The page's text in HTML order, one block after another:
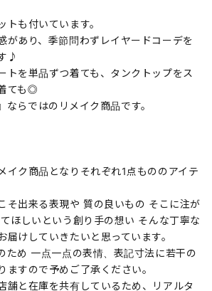
トも付いています。
があり、季節問わずレイヤードコーデを
♪
トを単品ずつ着ても、タンクトップをス
ても◎
らではのリメイク商品です。
イク商品となりそれぞれ1点もののアイテ
そ出来る表現や 質の良いもの そこに注が
ほしいという創り手の想い そんな丁寧な
届けしていきたいと思っています。
ため 一点一点の表情、表記寸法に若干の
ますので予めご了承ください。
舗と在庫を共有しているため、リアルタ